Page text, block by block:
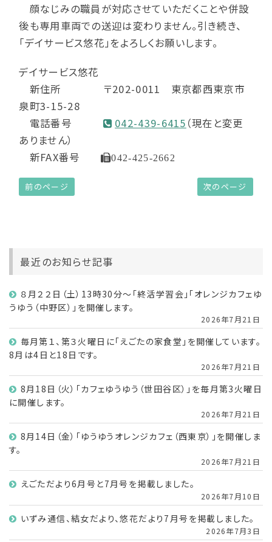
顔なじみの職員が対応させていただくことや併設
後も専用車両での送迎は変わりません。引き続き、
「デイサービス悠花」をよろしくお願いします。
デイサービス悠花
新住所 〒202-0011 東京都西東京市
泉町3-15-28
電話番号
042-439-6415 （現在と変更
ありません）
新FAX番号
042-425-2662
前のページ 次のページ
最近のお知らせ記事
８月２２日（土）13時30分～「終活学習会」「オレンジカフェゆ
うゆう（中野区）」を開催します。
2026年7月21日
毎月第１、第３火曜日に「えごたの家食堂」を開催しています。
8月は4日と18日です。
2026年7月21日
8月18日（火）「カフェゆうゆう（世田谷区）」を毎月第3火曜日
に開催します。
2026年7月21日
8月14日（金）「ゆうゆうオレンジカフェ（西東京）」を開催しま
す。
2026年7月21日
えごただより6月号と7月号を掲載しました。
2026年7月10日
いずみ通信、結女だより、悠花だより7月号を掲載しました。
2026年7月3日